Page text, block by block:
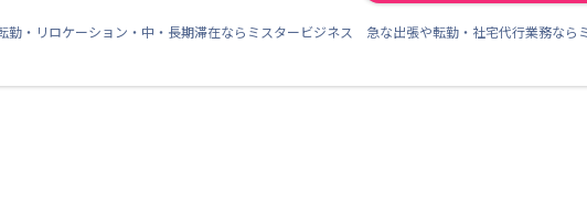
勤・リロケーション・中・長期滞在ならミスタービジネス 急な出張や転勤・社宅代行業務なら